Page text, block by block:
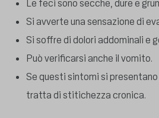
Le feci sono secche, dure e
Si avverte una sensazione di
Si soffre di dolori addominali e
Può verificarsi anche il vomito.
Se questi sintomi si
tratta di stitichezza cronica.